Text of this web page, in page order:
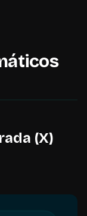
(X)